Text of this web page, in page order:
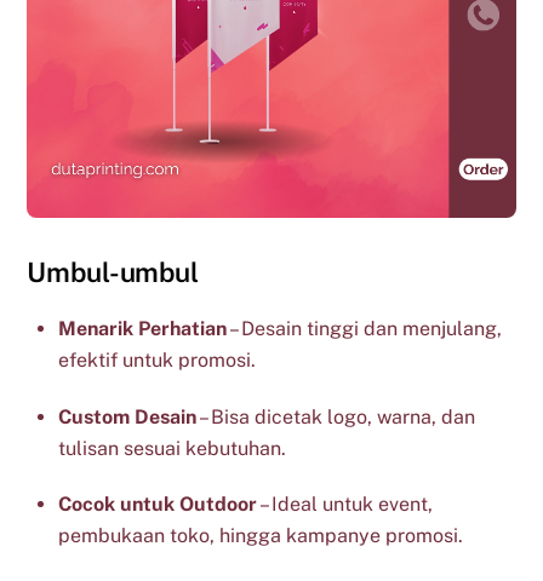
Umbul-umbul
Menarik Perhatian– Desain tinggi dan menjulang,
efektif untuk promosi.
Custom Desain– Bisa dicetak logo, warna, dan
tulisan sesuai kebutuhan.
Cocok untuk Outdoor– Ideal untuk event,
pembukaan toko, hingga kampanye promosi.